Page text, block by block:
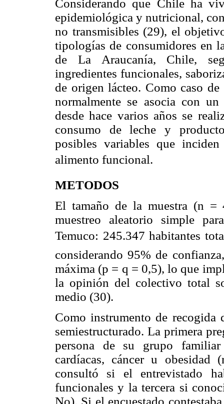
Considerando que Chile ha
epidemiológica y nutricional,
no transmisibles (29), el
tipologías de consumidores en
de La Araucanía, Chile,
ingredientes funcionales,
de origen lácteo. Como caso
normalmente se asocia con
desde hace varios años se
consumo de leche y
posibles variables que
alimento funcional.
METODOS
El tamaño de la muestra (n =
muestreo aleatorio simple
Temuco: 245.347 habitantes
considerando 95% de
máxima (p = q = 0,5), lo que
la opinión del colectivo total
medio (30).
Como instrumento de
semiestructurado. La primera
persona de su grupo familiar
cardíacas, cáncer u obesidad
consultó si el entrevistado
funcionales y la tercera si